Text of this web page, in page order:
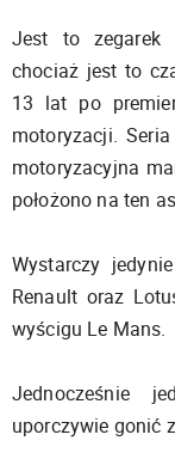
Jest to zegarek
chociaż jest to
13 lat po
motoryzacji.
motoryzacyjna
położono na ten
Wystarczy
Renault oraz
wyścigu Le Mans.
Jednocześnie
uporczywie gonić